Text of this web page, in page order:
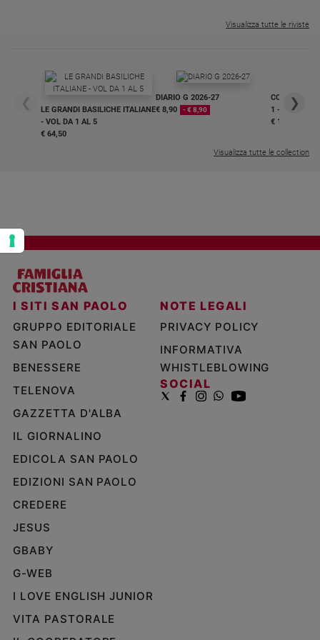
Contatti
Visualizza tutte le riviste
❮
LE GRANDI BASILICHE ITALIANE
- VOL DA 1 AL 5
€ 64,50
DIARIO G 2026-27
€ 8,90
- € 8,90
COLLANA
1 - 2
€ 18,50
❯
Visualizza tutte le collection
I SITI SAN PAOLO
GRUPPO EDITORIALE
SAN PAOLO
BENESSERE
TELENOVA
GAZZETTA D'ALBA
IL GIORNALINO
EDICOLA SAN PAOLO
EDIZIONI SAN PAOLO
CREDERE
JESUS
GBABY
G-WEB
I LOVE ENGLISH JUNIOR
VITA PASTORALE
NOTE LEGALI
PRIVACY POLICY
INFORMATIVA
WHISTLEBLOWING
SOCIAL